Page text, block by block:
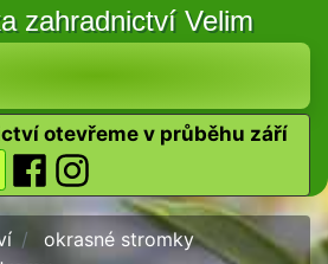
zahradnictví Velim
otevřeme v průběhu září
okrasné stromky